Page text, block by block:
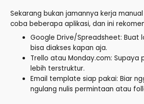
Sekarang bukan jamannya kerja
coba beberapa aplikasi, dan ini
Google Drive/Spreadsheet: Buat
bisa diakses kapan aja.
Trello atau Monday.com: Supaya
lebih terstruktur.
Email template siap pakai: Biar
ngulang nulis permintaan atau